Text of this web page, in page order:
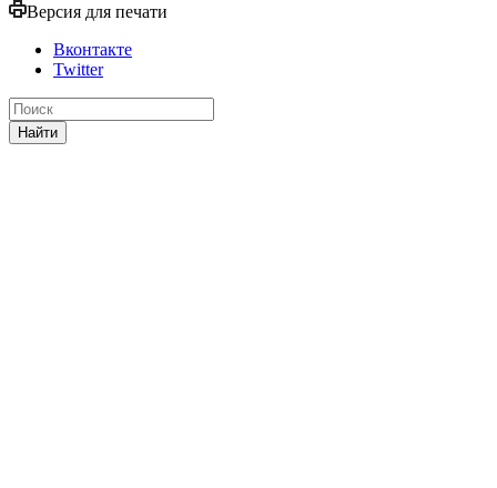
Версия для печати
Вконтакте
Twitter
Найти